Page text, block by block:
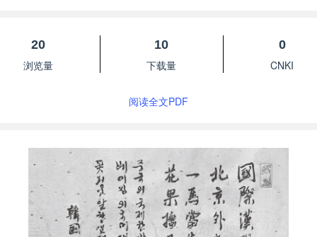
20
浏览量
10
下载量
0
CNKI
阅读全文PDF